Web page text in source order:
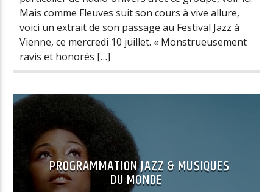
Mais comme Fleuves suit son cours à vive allure,
voici un extrait de son passage au Festival Jazz à
Vienne, ce mercredi 10 juillet. « Monstrueusement
ravis et honorés […]
PROGRAMMATION JAZZ & MUSIQUES
DU MONDE